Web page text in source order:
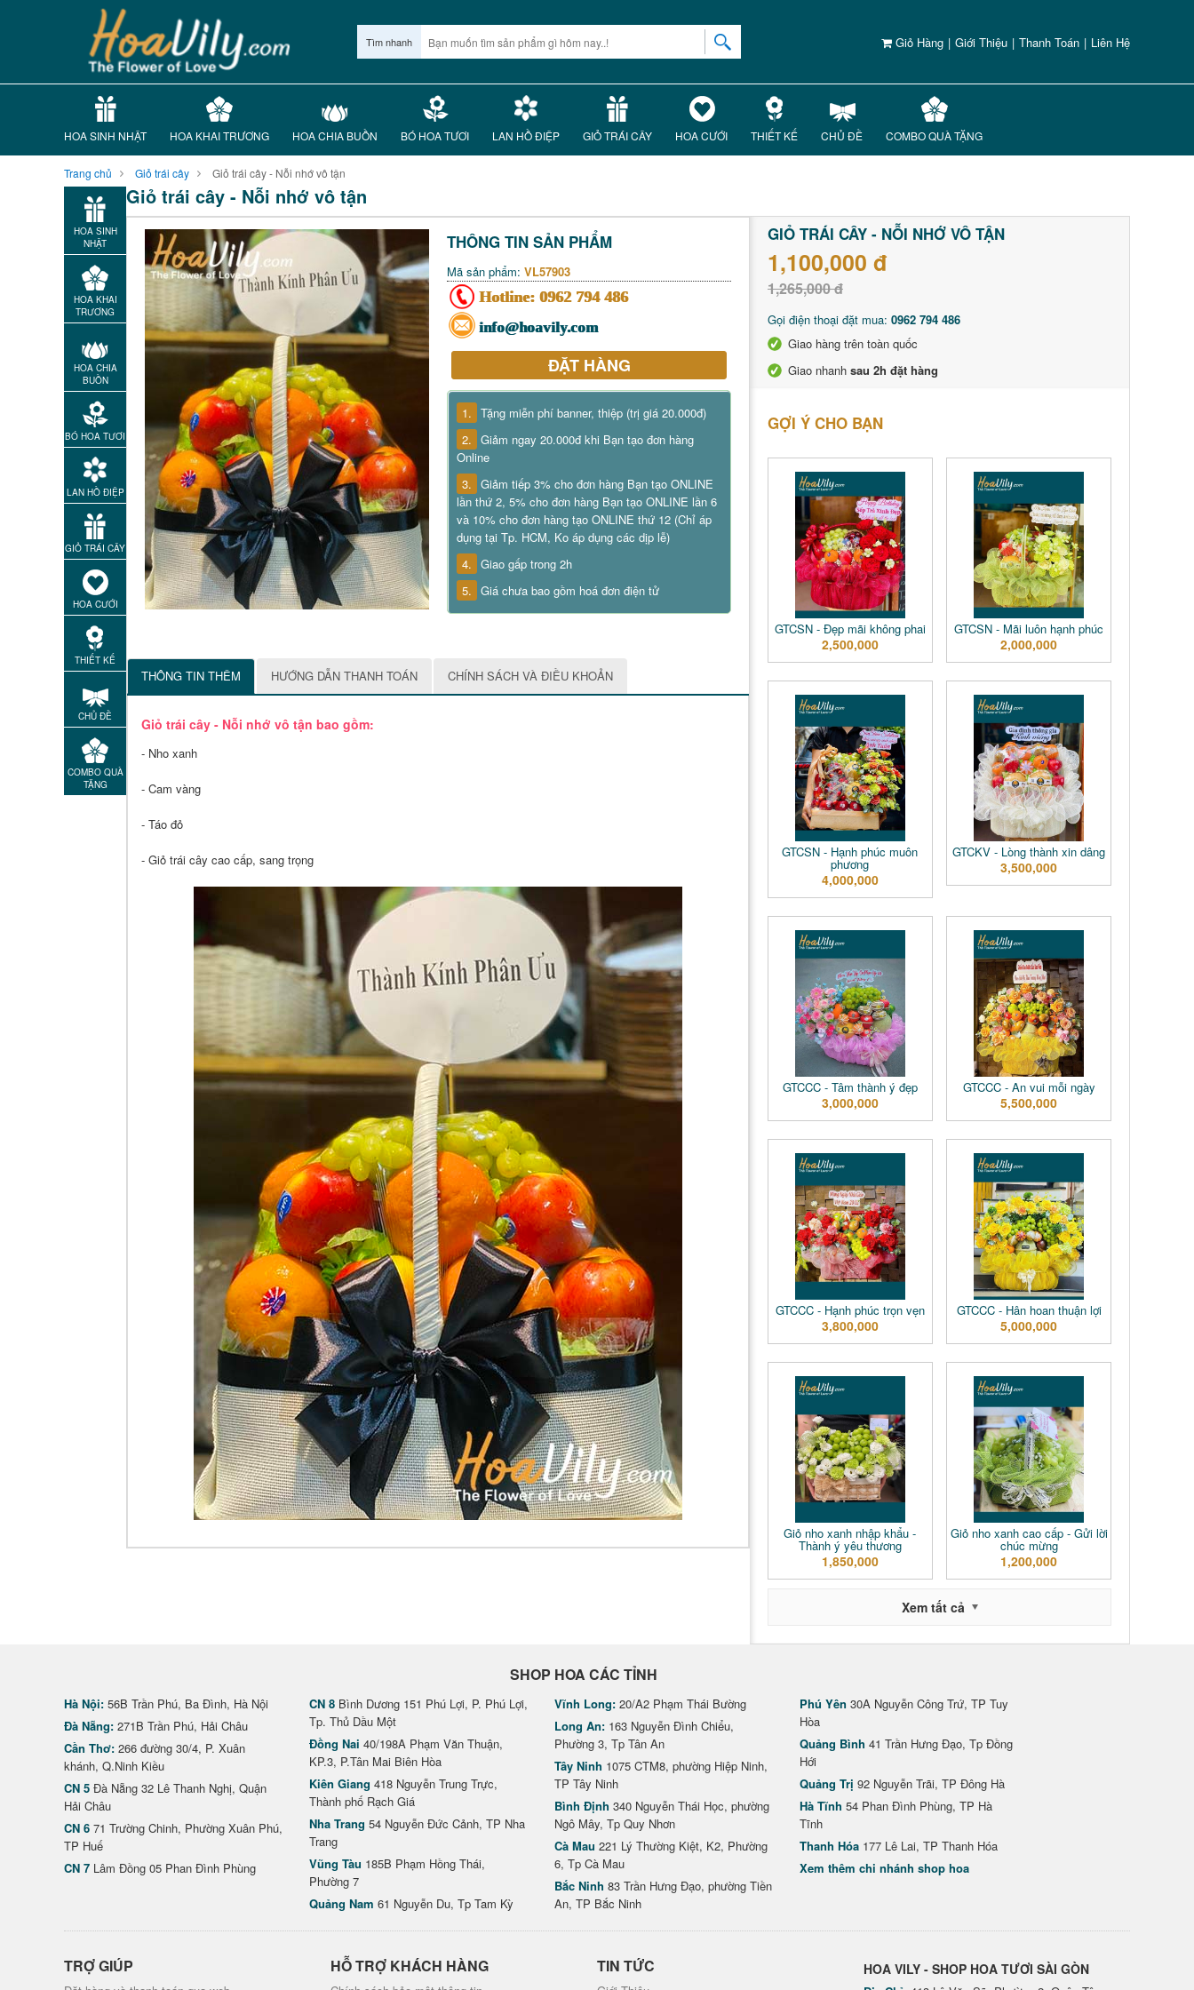
Giỏ Hàng | Giới Thiệu | Thanh Toán | Liên Hệ
Tìm nhanh
HOA SINH NHẬT HOA KHAI TRƯƠNG HOA CHIA BUỒN BÓ HOA TƯƠI LAN HỒ ĐIỆP GIỎ TRÁI CÂY HOA CƯỚI THIẾT KẾ CHỦ ĐỀ COMBO QUÀ TẶNG
Trang chủ Giỏ trái cây Giỏ trái cây - Nỗi nhớ vô tận
HOA SINH
NHẬT
HOA KHAI
TRƯƠNG
HOA CHIA
BUỒN
BÓ HOA TƯƠI
LAN HỒ ĐIỆP
GIỎ TRÁI CÂY
HOA CƯỚI
THIẾT KẾ
CHỦ ĐỀ
COMBO QUÀ
TẶNG
Giỏ trái cây - Nỗi nhớ vô tận
THÔNG TIN SẢN PHẨM
Mã sản phẩm: VL57903
Hotline: 0962 794 486
info@hoavily.com
ĐẶT HÀNG
1. Tặng miễn phí banner, thiệp (trị giá 20.000đ)
2. Giảm ngay 20.000đ khi Bạn tạo đơn hàng
Online
3. Giảm tiếp 3% cho đơn hàng Bạn tạo ONLINE
lần thứ 2, 5% cho đơn hàng Bạn tạo ONLINE lần 6
và 10% cho đơn hàng tạo ONLINE thứ 12 (Chỉ áp
dụng tại Tp. HCM, Ko áp dụng các dịp lễ)
4. Giao gấp trong 2h
5. Giá chưa bao gồm hoá đơn điện tử
THÔNG TIN THÊM HƯỚNG DẪN THANH TOÁN CHÍNH SÁCH VÀ ĐIỀU KHOẢN
Giỏ trái cây - Nỗi nhớ vô tận bao gồm:
- Nho xanh
- Cam vàng
- Táo đỏ
- Giỏ trái cây cao cấp, sang trọng
GIỎ TRÁI CÂY - NỖI NHỚ VÔ TẬN
1,100,000 đ
1,265,000 đ
Gọi điện thoại đặt mua: 0962 794 486
Giao hàng trên toàn quốc
Giao nhanh sau 2h đặt hàng
GỢI Ý CHO BẠN
GTCSN - Đẹp mãi không phai
2,500,000
GTCSN - Mãi luôn hạnh phúc
2,000,000
GTCSN - Hạnh phúc muôn
phương
4,000,000
GTCKV - Lòng thành xin dâng
3,500,000
GTCCC - Tâm thành ý đẹp
3,000,000
GTCCC - An vui mỗi ngày
5,500,000
GTCCC - Hạnh phúc trọn vẹn
3,800,000
GTCCC - Hân hoan thuận lợi
5,000,000
Giỏ nho xanh nhập khẩu -
Thành ý yêu thương
1,850,000
Giỏ nho xanh cao cấp - Gửi lời
chúc mừng
1,200,000
Xem tất cả
SHOP HOA CÁC TỈNH
Hà Nội: 56B Trần Phú, Ba Đình, Hà Nội
Đà Nẵng: 271B Trần Phú, Hải Châu
Cần Thơ: 266 đường 30/4, P. Xuân
khánh, Q.Ninh Kiều
CN 5 Đà Nẵng 32 Lê Thanh Nghị, Quận
Hải Châu
CN 6 71 Trường Chinh, Phường Xuân Phú,
TP Huế
CN 7 Lâm Đồng 05 Phan Đình Phùng
CN 8 Bình Dương 151 Phú Lợi, P. Phú Lợi,
Tp. Thủ Dầu Một
Đồng Nai 40/198A Phạm Văn Thuận,
KP.3, P.Tân Mai Biên Hòa
Kiên Giang 418 Nguyễn Trung Trực,
Thành phố Rạch Giá
Nha Trang 54 Nguyễn Đức Cảnh, TP Nha
Trang
Vũng Tàu 185B Phạm Hồng Thái,
Phường 7
Quảng Nam 61 Nguyễn Du, Tp Tam Kỳ
Vĩnh Long: 20/A2 Phạm Thái Bường
Long An: 163 Nguyễn Đình Chiểu,
Phường 3, Tp Tân An
Tây Ninh 1075 CTM8, phường Hiệp Ninh,
TP Tây Ninh
Bình Định 340 Nguyễn Thái Học, phường
Ngô Mây, Tp Quy Nhơn
Cà Mau 221 Lý Thường Kiệt, K2, Phường
6, Tp Cà Mau
Bắc Ninh 83 Trần Hưng Đạo, phường Tiền
An, TP Bắc Ninh
Phú Yên 30A Nguyễn Công Trứ, TP Tuy
Hòa
Quảng Bình 41 Trần Hưng Đạo, Tp Đồng
Hới
Quảng Trị 92 Nguyễn Trãi, TP Đông Hà
Hà Tĩnh 54 Phan Đình Phùng, TP Hà
Tĩnh
Thanh Hóa 177 Lê Lai, TP Thanh Hóa
Xem thêm chi nhánh shop hoa
TRỢ GIÚP HỖ TRỢ KHÁCH HÀNG TIN TỨC HOA VILY - SHOP HOA TƯƠI SÀI GÒN